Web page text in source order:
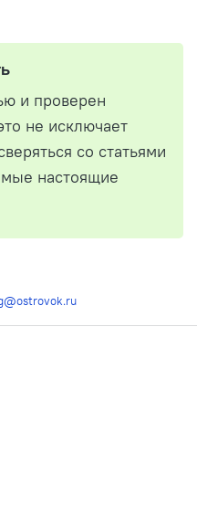
и проверен
не исключает
со статьями
настоящие